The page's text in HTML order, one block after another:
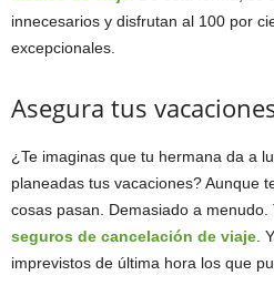
innecesarios y disfrutan al 100 por
excepcionales.
Asegura tus
¿Te imaginas que tu hermana da a
planeadas tus vacaciones? Aunque
cosas pasan. Demasiado a
seguros de cancelación de viaje .
imprevistos de última hora los que